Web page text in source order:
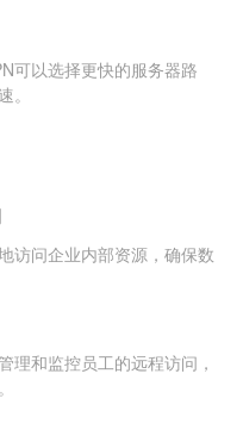
可以选择更快的服务器路
。
访问企业内部资源，确保数
理和监控员工的远程访问，